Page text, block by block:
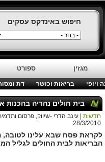
חיפוש באינדקס עסקים
מגזין ספורט
ויופי בריאות וכושר דת
בית חולים נהריה בהכנות
חדשות | עינב הדרי -שיווק, פרסום
28/3/2010
לקראת פסח שבא עלינו לטובה,
הבריאות לבית החולים לגליל